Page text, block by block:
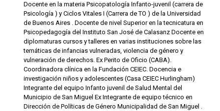
Docente en la materia Psicopatología Infanto-juvenil (carrera de
Psicología ) y Ciclos Vitales I (Carrera de TO ) de la Universidad
de Buenos Aires . Docente de nivel Superior en la tecnicatura en
Psicopedagogía del Instituto San José de Calasanz Docente en
diplomaturas cursos y talleres en varias instituciones sobre las
temáticas de infancias vulneradas, violencia de género y
vulneración de derechos. Ex Perito de Oficio (CABA).
Coordinadora clínica en la Fundación CEIEC. Docencia e
investigación niños y adolescentes (Casa CEIEC Hurlingham)
Integrante del equipo Infanto juvenil de Salud Mental del
Municipio de San Miguel Ex Integrante de equipo técnico en
Dirección de Políticas de Género Municipalidad de San Miguel .